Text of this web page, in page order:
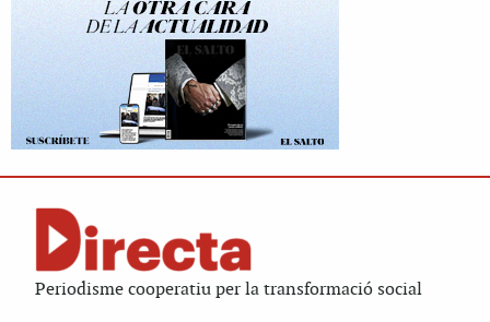
Periodisme cooperatiu per la transformació social